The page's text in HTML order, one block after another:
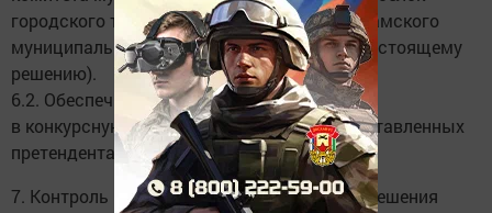
городского типа Камские Поляны» Нижнекамского
муниципального района (Приложение 3 к настоящему
решению).
6.2. Обеспечить прием, хранение, передачу
в конкурсную комиссию документов, представленных
претендентами для участия в конкурсе.
7. Контроль над исполнением настоящего решения